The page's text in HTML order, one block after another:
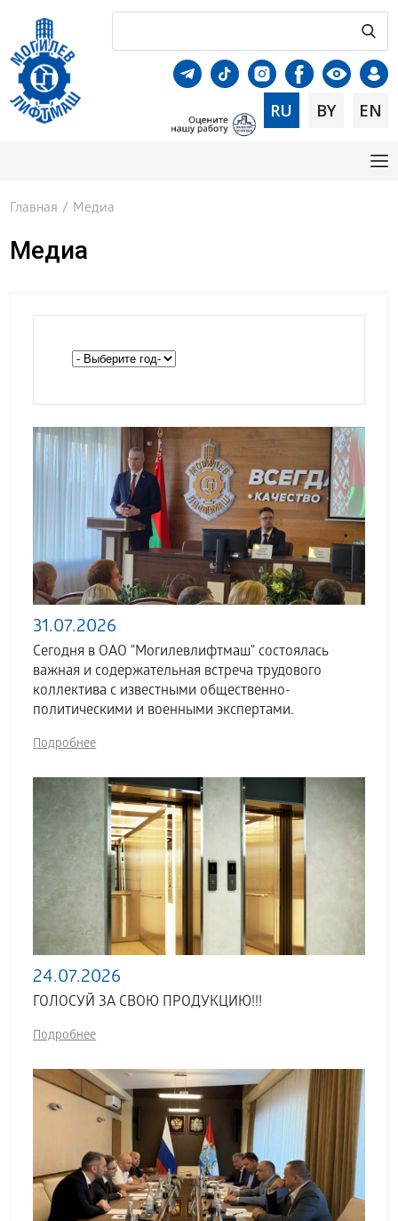
RU BY EN
Главная / Медиа
Медиа
31.07.2026
Сегодня в ОАО "Могилевлифтмаш" состоялась
важная и содержательная встреча трудового
коллектива с известными общественно-
политическими и военными экспертами.
Подробнее
24.07.2026
ГОЛОСУЙ ЗА СВОЮ ПРОДУКЦИЮ!!!
Подробнее